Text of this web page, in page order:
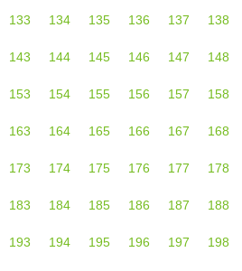
133 134 135 136 137 138
143 144 145 146 147 148
153 154 155 156 157 158
163 164 165 166 167 168
173 174 175 176 177 178
183 184 185 186 187 188
193 194 195 196 197 198